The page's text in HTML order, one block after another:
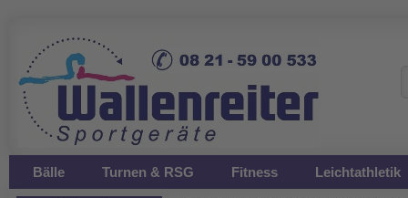
Bälle Turnen & RSG Fitness Leichtathletik